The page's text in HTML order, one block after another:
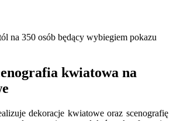
kwiatowa na
dekoracje kwiatowe oraz scenografię